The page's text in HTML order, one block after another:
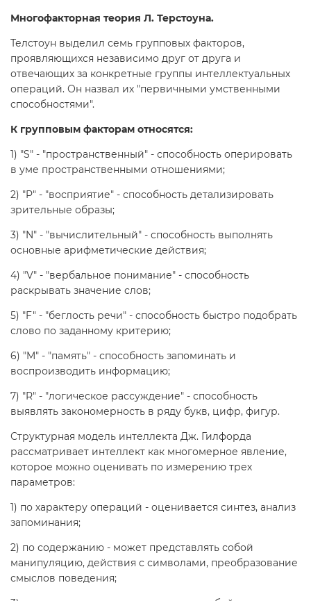
Многофакторная теория Л. Терстоуна.
Телстоун выделил семь групповых факторов,
проявляющихся независимо друг от друга и
отвечающих за конкретные группы интеллектуальных
операций. Он назвал их "первичными умственными
способностями".
К групповым факторам относятся:
1) "S" - "пространственный" - способность оперировать
в уме пространственными отношениями;
2) "P" - "восприятие" - способность детализировать
зрительные образы;
3) "N" - "вычислительный" - способность выполнять
основные арифметические действия;
4) "V" - "вербальное понимание" - способность
раскрывать значение слов;
5) "F" - "беглость речи" - способность быстро подобрать
слово по заданному критерию;
6) "M" - "память" - способность запоминать и
воспроизводить информацию;
7) "R" - "логическое рассуждение" - способность
выявлять закономерность в ряду букв, цифр, фигур.
Структурная модель интеллекта Дж. Гилфорда
рассматривает интеллект как многомерное явление,
которое можно оценивать по измерению трех
параметров:
1) по характеру операций - оценивается синтез, анализ
запоминания;
2) по содержанию - может представлять собой
манипуляцию, действия с символами, преобразование
смыслов поведения;